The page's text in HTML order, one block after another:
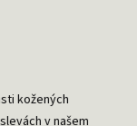
kožených
v našem